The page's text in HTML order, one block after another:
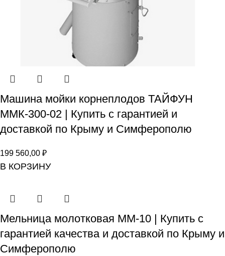
Машина мойки корнеплодов ТАЙФУН
ММК-300-02 | Купить с гарантией и
доставкой по Крыму и Симферополю
199 560,00 ₽
В КОРЗИНУ
Мельница молотковая ММ-10 | Купить с
гарантией качества и доставкой по Крыму и
Симферополю